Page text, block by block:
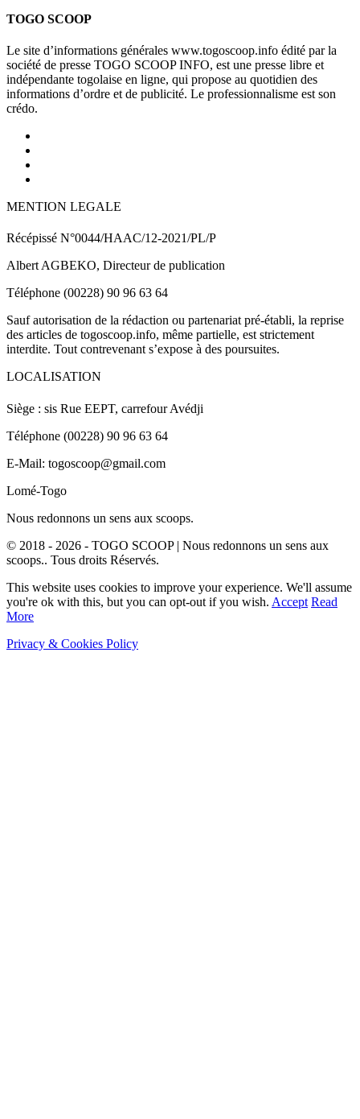
TOGO SCOOP
Le site d’informations générales www.togoscoop.info édité par la
société de presse TOGO SCOOP INFO, est une presse libre et
indépendante togolaise en ligne, qui propose au quotidien des
informations d’ordre et de publicité. Le professionnalisme est son
crédo.
MENTION LEGALE
Récépissé N°0044/HAAC/12-2021/PL/P
Albert AGBEKO, Directeur de publication
Téléphone (00228) 90 96 63 64
Sauf autorisation de la rédaction ou partenariat pré-établi, la reprise
des articles de togoscoop.info, même partielle, est strictement
interdite. Tout contrevenant s’expose à des poursuites.
LOCALISATION
Siège : sis Rue EEPT, carrefour Avédji
Téléphone (00228) 90 96 63 64
E-Mail: togoscoop@gmail.com
Lomé-Togo
Nous redonnons un sens aux scoops.
© 2018 - 2026 - TOGO SCOOP | Nous redonnons un sens aux
scoops.. Tous droits Réservés.
This website uses cookies to improve your experience. We'll assume
you're ok with this, but you can opt-out if you wish. Accept Read
More
Privacy & Cookies Policy